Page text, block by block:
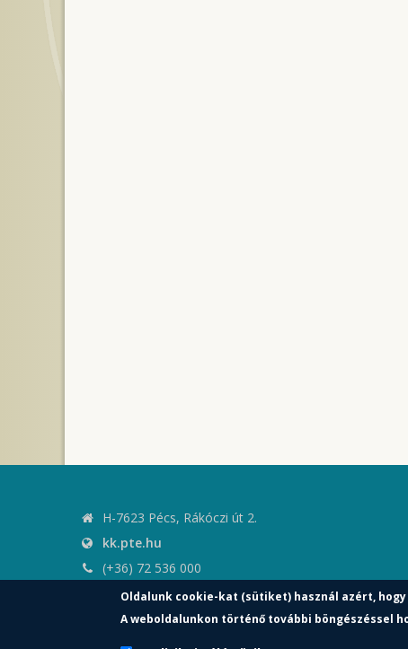
H-7623 Pécs, Rákóczi út 2.
kk.pte.hu
(+36) 72 536 000
kk.elnoki.hivatal@pte.hu
pte.hu
Oldalunk cookie-kat (sütiket) használ azért,
A weboldalunkon történő további böngészéssel